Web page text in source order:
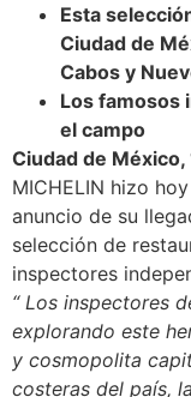
Esta
Ciudad de
Cabos y
Los famosos
el campo
Ciudad de
MICHELIN hizo
anuncio de su
selección de
inspectores
“ Los inspectores
explorando este
y cosmopolita
costeras del país,